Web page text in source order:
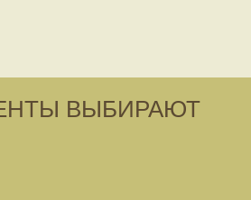
ВЫБИРАЮТ